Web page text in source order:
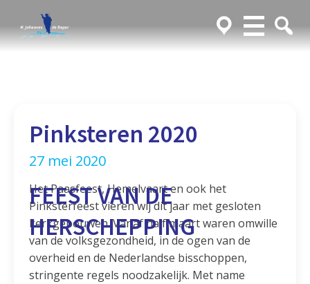
Pinksteren 2020
27 mei 2020
FEEST VAN DE
HERSCHEPPING
Het Paasfeest, Hemelvaart en ook het
Pinksterfeest vieren wij dit jaar met gesloten
kerkgebouwen. Vanaf half maart waren omwille
van de volksgezondheid, in de ogen van de
overheid en de Nederlandse bisschoppen,
stringente regels noodzakelijk. Met name